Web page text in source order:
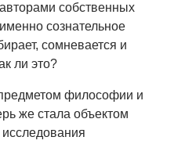
собственных
сознательное
сомневается и
ли это?
философии и
же стала объектом